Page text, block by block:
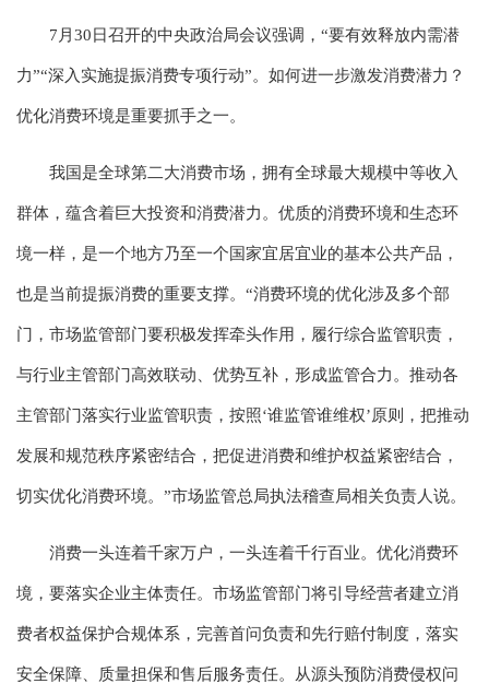
7月30日召开的中央政治局会议强调，“要有效释放内需潜
力”“深入实施提振消费专项行动”。如何进一步激发消费潜力？
优化消费环境是重要抓手之一。
我国是全球第二大消费市场，拥有全球最大规模中等收入
群体，蕴含着巨大投资和消费潜力。优质的消费环境和生态环
境一样，是一个地方乃至一个国家宜居宜业的基本公共产品，
也是当前提振消费的重要支撑。“消费环境的优化涉及多个部
门，市场监管部门要积极发挥牵头作用，履行综合监管职责，
与行业主管部门高效联动、优势互补，形成监管合力。推动各
主管部门落实行业监管职责，按照‘谁监管谁维权’原则，把推动
发展和规范秩序紧密结合，把促进消费和维护权益紧密结合，
切实优化消费环境。”市场监管总局执法稽查局相关负责人说。
消费一头连着千家万户，一头连着千行百业。优化消费环
境，要落实企业主体责任。市场监管部门将引导经营者建立消
费者权益保护合规体系，完善首问负责和先行赔付制度，落实
安全保障、质量担保和售后服务责任。从源头预防消费侵权问